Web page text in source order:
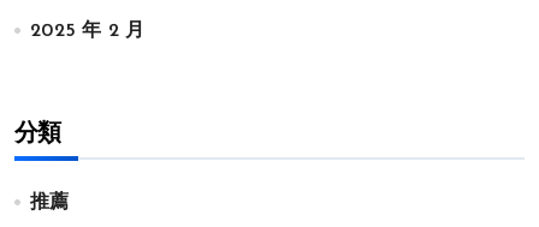
2025 年 2 月
分類
推薦